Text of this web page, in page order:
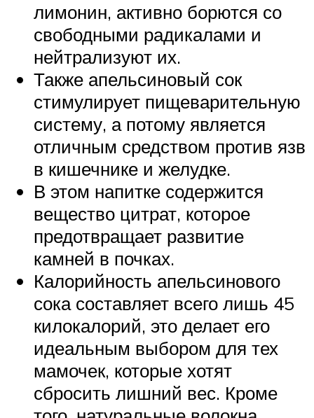
лимонин, активно борются со
свободными радикалами и
нейтрализуют их.
Также апельсиновый сок
стимулирует пищеварительную
систему, а потому является
отличным средством против язв
в кишечнике и желудке.
В этом напитке содержится
вещество цитрат, которое
предотвращает развитие
камней в почках.
Калорийность апельсинового
сока составляет всего лишь 45
килокалорий, это делает его
идеальным выбором для тех
мамочек, которые хотят
сбросить лишний вес. Кроме